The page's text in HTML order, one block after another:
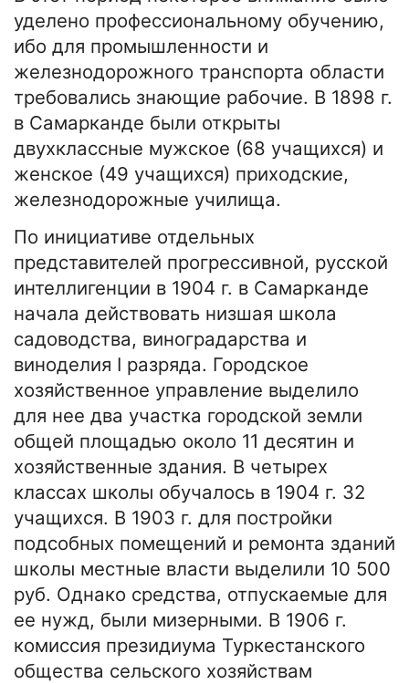
уделено профессиональному обучению,
ибо для промышленности и
железнодорожного транспорта области
требовались знающие рабочие. В 1898 г.
в Самарканде были открыты
двухклассные мужское (68 учащихся) и
женское (49 учащихся) приходские,
железнодорожные училища.
По инициативе отдельных
представителей прогрессивной, русской
интеллигенции в 1904 г. в Самарканде
начала действовать низшая школа
садоводства, виноградарства и
виноделия I разряда. Городское
хозяйственное управление выделило
для нее два участка городской земли
общей площадью около 11 десятин и
хозяйственные здания. В четырех
классах школы обучалось в 1904 г. 32
учащихся. В 1903 г. для постройки
подсобных помещений и ремонта зданий
школы местные власти выделили 10 500
руб. Однако средства, отпускаемые для
ее нужд, были мизерными. В 1906 г.
комиссия президиума Туркестанского
общества сельского хозяйствам